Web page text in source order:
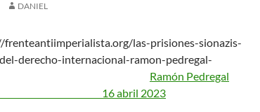
DANIEL
frenteantiimperialista.org/las-prisiones-sionazis-
derecho-internacional-ramon-pedregal-
Ramón Pedregal
16 abril 2023